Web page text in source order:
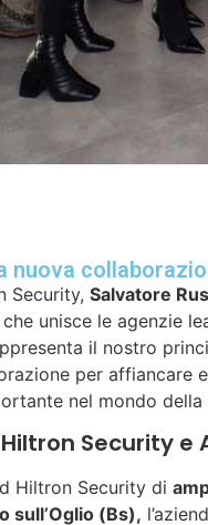
nuova
Security, Salvatore
unisce le agenzie
il nostro
per
nel mondo
Security e
Hiltron Security di
sull’Oglio (Bs),